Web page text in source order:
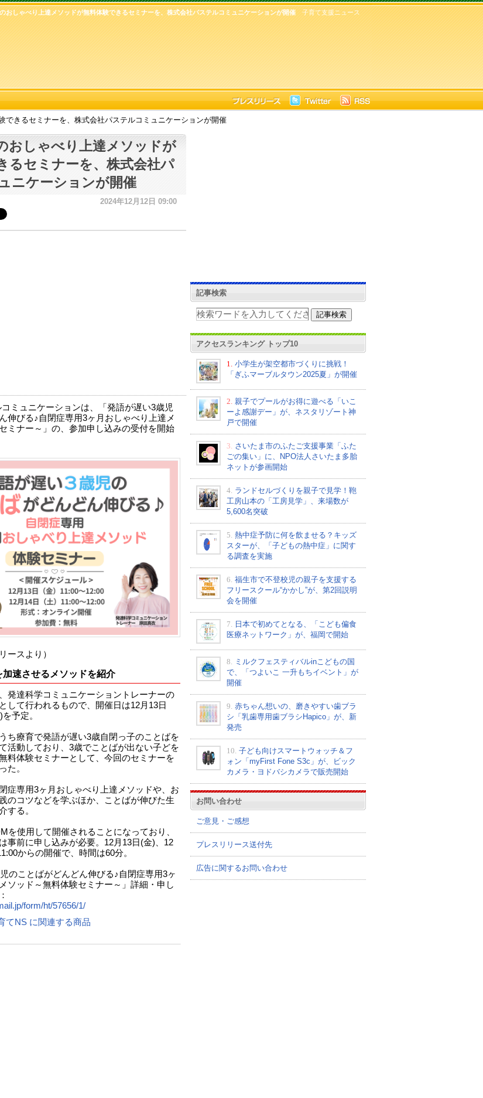
子育て支援ニュース
おしゃべり上達メソッドが無料体験できるセミナーを、株式会社パステルコミュニケーションが開催
できるセミナーを、株式会社パステルコミュニケーションが開催
おしゃべり上達メソッドが
るセミナーを、株式会社パ
ニケーションが開催
2024年12月12日 09:00
ミュニケーションは、「発語が遅い3歳児
伸びる♪自閉症専用3ヶ月おしゃべり上達メ
ミナー～」の、参加申し込みの受付を開始
ースより）
加速させるメソッドを紹介
発達科学コミュニケーショントレーナーの
して行われるもので、開催日は12月13日
予定。
ち療育で発語が遅い3歳自閉っ子のことばを
活動しており、3歳でことばが出ない子どを
料体験セミナーとして、今回のセミナーを
た。
症専用3ヶ月おしゃべり上達メソッドや、お
のコツなどを学ぶほか、ことばが伸びた生
する。
を使用して開催されることになっており、
事前に申し込みが必要。12月13日(金)、12
からの開催で、時間は60分。
のことばがどんどん伸びる♪自閉症専用3ヶ
ソッド～無料体験セミナー～」詳細・申し
form/ht/57656/1/
てNS に関連する商品
記事検索
アクセスランキング トップ10
1.
小学生が架空都市づくりに挑戦！
「ぎふマーブルタウン2025夏」が開催
2. 親子でプールがお得に遊べる「いこ
ーよ感謝デー」が、ネスタリゾート神
戸で開催
3. さいたま市のふたご支援事業「ふた
ごの集い」に、NPO法人さいたま多胎
ネットが参画開始
4. ランドセルづくりを親子で見学！鞄
工房山本の「工房見学」、来場数が
5,600名突破
5. 熱中症予防に何を飲ませる？キッズ
スターが、「子どもの熱中症」に関す
る調査を実施
6. 福生市で不登校児の親子を支援する
フリースクール“かかし”が、第2回説明
会を開催
7.
日本で初めてとなる、「こども偏食
医療ネットワーク」が、福岡で開始
8.
ミルクフェスティバルinこどもの国
で、「つよいこ 一升もちイベント」が
開催
9. 赤ちゃん想いの、磨きやすい歯ブラ
シ「乳歯専用歯ブラシHapico」が、新
発売
10. 子ども向けスマートウォッチ＆フ
ォン「myFirst Fone S3c」が、ビック
カメラ・ヨドバシカメラで販売開始
お問い合わせ
ご意見・ご感想
プレスリリース送付先
広告に関するお問い合わせ